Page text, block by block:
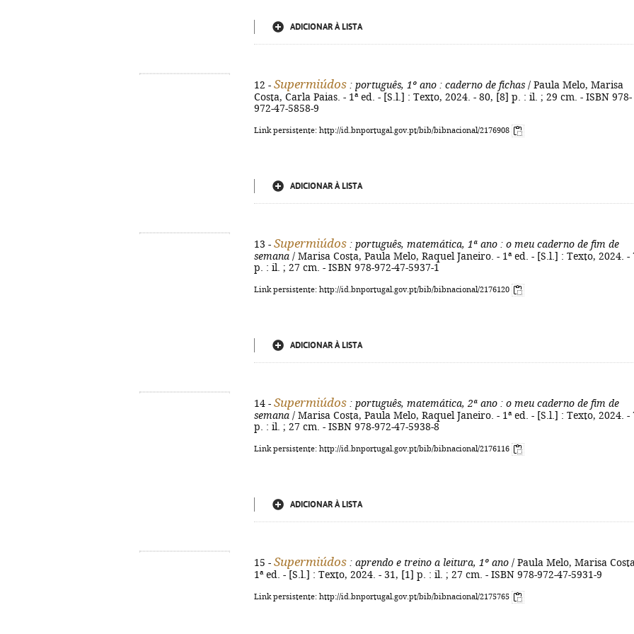
ADICIONAR À LISTA
12 - Supermiúdos : português, 1º ano : caderno de fichas / Paula Melo, Marisa
Costa, Carla Paias. - 1ª ed. - [S.l.] : Texto, 2024. - 80, [8] p. : il. ; 29 cm. - ISBN 978-
972-47-5858-9
Link persistente: http://id.bnportugal.gov.pt/bib/bibnacional/2176908
ADICIONAR À LISTA
13 - Supermiúdos : português, matemática, 1ª ano : o meu caderno de fim de
semana / Marisa Costa, Paula Melo, Raquel Janeiro. - 1ª ed. - [S.l.] : Texto, 2024. -
p. : il. ; 27 cm. - ISBN 978-972-47-5937-1
Link persistente: http://id.bnportugal.gov.pt/bib/bibnacional/2176120
ADICIONAR À LISTA
14 - Supermiúdos : português, matemática, 2ª ano : o meu caderno de fim de
semana / Marisa Costa, Paula Melo, Raquel Janeiro. - 1ª ed. - [S.l.] : Texto, 2024. -
p. : il. ; 27 cm. - ISBN 978-972-47-5938-8
Link persistente: http://id.bnportugal.gov.pt/bib/bibnacional/2176116
ADICIONAR À LISTA
15 - Supermiúdos : aprendo e treino a leitura, 1º ano / Paula Melo, Marisa
1ª ed. - [S.l.] : Texto, 2024. - 31, [1] p. : il. ; 27 cm. - ISBN 978-972-47-5931-9
Link persistente: http://id.bnportugal.gov.pt/bib/bibnacional/2175765